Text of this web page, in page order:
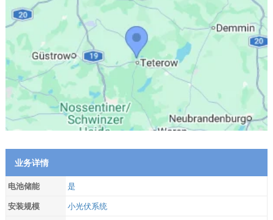
业务详情
电池储能
是
安装规模
小光伏系统